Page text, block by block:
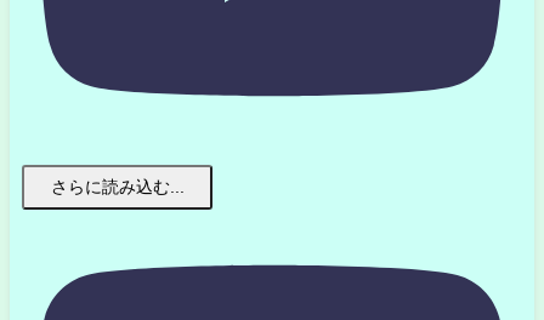
さらに読み込む...